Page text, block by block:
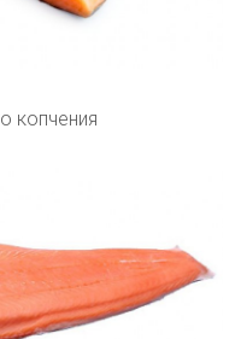
копчения